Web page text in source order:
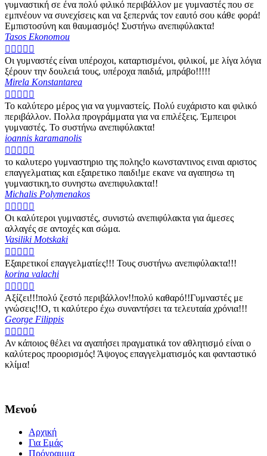
γυμναστική σε ένα πολύ φιλικό περιβάλλον με γυμναστές που σε
εμπνέουν να συνεχίσεις και να ξεπερνάς τον εαυτό σου κάθε φορά!
Εμπιστοσύνη και θαυμασμός! Συστήνω ανεπιφύλακτα!
Tasos Ekonomou
    
Οι γυμναστές είναι υπέροχοι, καταρτισμένοι, φιλικοί, με λίγα λόγια
ξέρουν την δουλειά τους, υπέροχα παιδιά, μπράβο!!!!!
Mirela Konstantarea
    
Το καλύτερο μέρος για να γυμναστείς. Πολύ ευχάριστο και φιλικό
περιβάλλον. Πολλα προγράμματα για να επιλέξεις. Έμπειροι
γυμναστές. Το συστήνω ανεπιφύλακτα!
ioannis karamanolis
    
το καλυτερο γυμναστηριο της πολης!ο κωνσταντινος ειναι αριστος
επαγγελματιας και εξαιρετικο παιδι!με εκανε να αγαπησω τη
γυμναστικη,το συνηστω ανεπιφυλακτα!!
Michalis Polymenakos
    
Οι καλύτεροι γυμναστές, συνιστώ ανεπιφύλακτα για άμεσες
αλλαγές σε αντοχές και σώμα.
Vasiliki Motskaki
    
Εξαιρετικοί επαγγελματίες!!! Τους συστήνω ανεπιφύλακτα!!!
korina valachi
    
Αξίζει!!!πολύ ζεστό περιβάλλον!!πολύ καθαρό!!Γυμναστές με
γνώσεις!!Ο, τι καλύτερο έχω συναντήσει τα τελευταία χρόνια!!!
George Filippis
    
Αν κάποιος θέλει να αγαπήσει πραγματικά τον αθλητισμό είναι ο
καλύτερος προορισμός! Άψογος επαγγελματισμός και φανταστικό
κλίμα!
Μενού
Αρχική
Για Εμάς
Πρόγραμμα